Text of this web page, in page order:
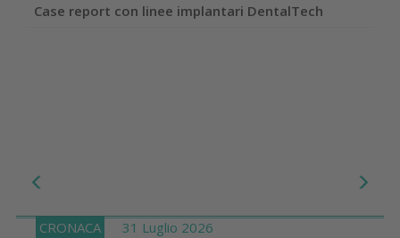
Case report con linee implantari DentalTech
CRONACA 31 Luglio 2026